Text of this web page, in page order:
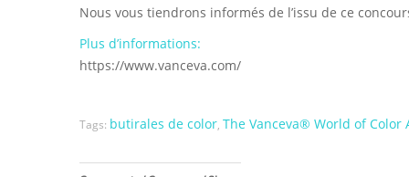
Nous vous tiendrons informés de l’issu de ce
Plus d’informations:
https://www.vanceva.com/
Tags: butirales de color, The Vanceva® World of Color